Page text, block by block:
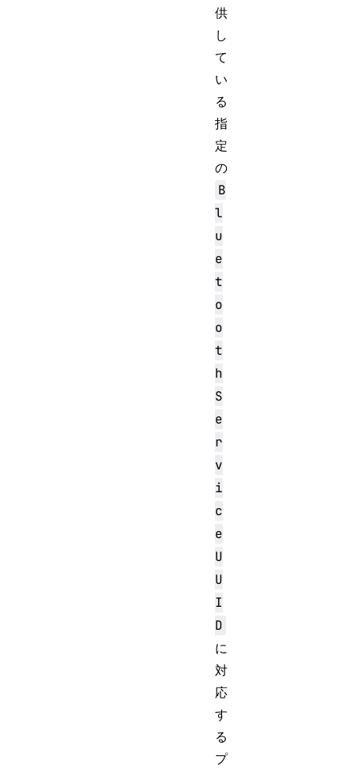
供
し
て
い
る
指
定
の
B
l
u
e
t
o
o
t
h
S
e
r
v
i
c
e
U
U
I
D
に
対
応
す
る
プ